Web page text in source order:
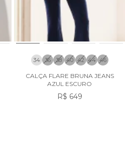
34 36 38 40 42 44 46
CALÇA FLARE BRUNA JEANS
AZUL ESCURO
R$ 649